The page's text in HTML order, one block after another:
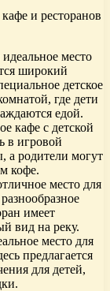
и ресторанов
место
широкий
детское
где дети
едой.
кафе с детской
в игровой
а родители могут
кофе.
место для
имеет
вид на реку.
место для
предлагается
для детей,